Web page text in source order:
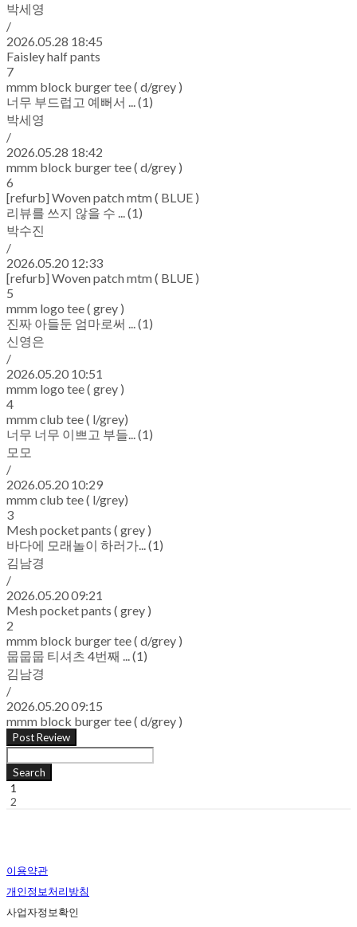
박세영
/
2026.05.28 18:45
Faisley half pants
7
mmm block burger tee ( d/grey )
너무 부드럽고 예뻐서 ... (1)
박세영
/
2026.05.28 18:42
mmm block burger tee ( d/grey )
6
[refurb] Woven patch mtm ( BLUE )
리뷰를 쓰지 않을 수 ... (1)
박수진
/
2026.05.20 12:33
[refurb] Woven patch mtm ( BLUE )
5
mmm logo tee ( grey )
진짜 아들둔 엄마로써 ... (1)
신영은
/
2026.05.20 10:51
mmm logo tee ( grey )
4
mmm club tee ( l/grey)
너무 너무 이쁘고 부들... (1)
모모
/
2026.05.20 10:29
mmm club tee ( l/grey)
3
Mesh pocket pants ( grey )
바다에 모래놀이 하러가... (1)
김남경
/
2026.05.20 09:21
Mesh pocket pants ( grey )
2
mmm block burger tee ( d/grey )
뭅뭅뭅 티셔츠 4번째 ... (1)
김남경
/
2026.05.20 09:15
mmm block burger tee ( d/grey )
Post Review
Search
1
2
이용약관
개인정보처리방침
사업자정보확인